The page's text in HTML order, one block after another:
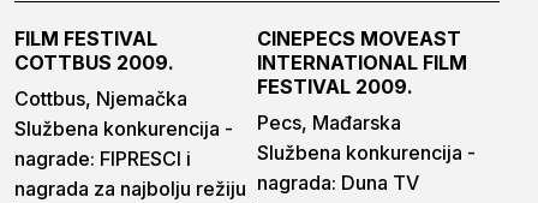
FILM FESTIVAL
COTTBUS 2009.
Cottbus, Njemačka
Službena konkurencija -
nagrade: FIPRESCI i
nagrada za najbolju režiju
CINEPECS MOVEAST
INTERNATIONAL FILM
FESTIVAL 2009.
Pecs, Mađarska
Službena konkurencija -
nagrada: Duna TV